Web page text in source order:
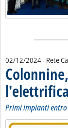
02/12/2024- Rete
Primi impianti